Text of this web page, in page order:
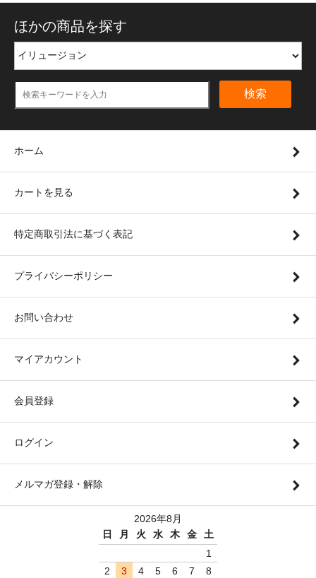
ほかの商品を探す
検索
ホーム
カートを見る
特定商取引法に基づく表記
プライバシーポリシー
お問い合わせ
マイアカウント
会員登録
ログイン
メルマガ登録・解除
2026年8月
日
月 火 水 木 金
土
1
2
3 4 5 6 7
8